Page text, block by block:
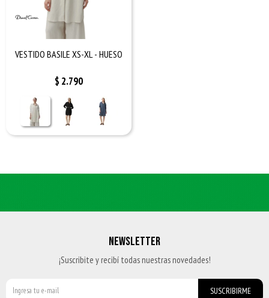
VESTIDO BASILE XS-XL - HUESO
$ 2.790
NEWSLETTER
¡Suscribite y recibí todas nuestras novedades!
SUSCRIBIRME